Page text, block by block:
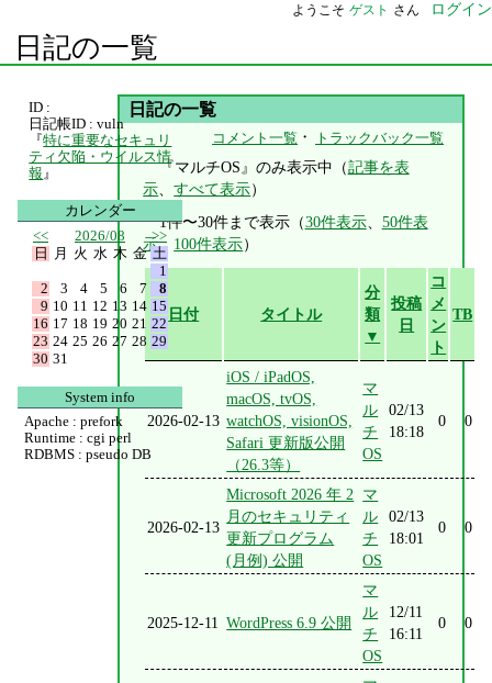
ようこそ ゲスト さん ログイン
日記の一覧
日記の一覧
コメント一覧 ・ トラックバック一覧
『マルチOS』のみ表示中（記事を表
示、すべて表示）
1件〜30件まで表示（30件表示、 50件表
示、 100件表示）
日付 タイトル
分
類
▼
投稿
日
コ
メ
ン
ト
TB
2026-02-13
iOS / iPadOS,
macOS, tvOS,
watchOS, visionOS,
Safari 更新版公開
（26.3等）
マ
ル
チ
OS
02/13
18:18
0 0
2026-02-13
Microsoft 2026 年 2
月のセキュリティ
更新プログラム
(月例) 公開
マ
ル
チ
OS
02/13
18:01
0 0
2025-12-11 WordPress 6.9 公開
マ
ル
チ
OS
12/11
16:11
0 0
ID :
日記帳ID : vuln
『特に重要なセキュリ
ティ欠陥・ウイルス情
報 』
カレンダー
<<
2026/08
>>
日
月 火 水 木 金 土
1
2
3 4 5 6 7
8
9 10 11 12 13 14 15
16 17 18 19 20 21 22
23 24 25 26 27 28 29
30 31
System info
Apache : prefork
Runtime : cgi perl
RDBMS : pseudo DB